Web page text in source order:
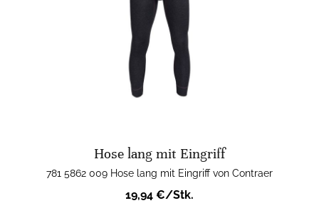
Hose lang mit Eingriff
781 5862 009 Hose lang mit Eingriff von Contraer
19,94 €/Stk.